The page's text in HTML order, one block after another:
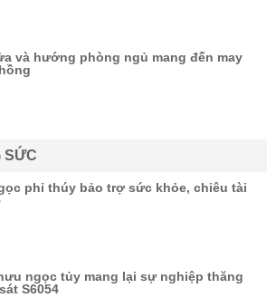
và hướng phòng ngủ mang đến may
SỨC
phỉ thúy bảo trợ sức khỏe, chiêu tài
ngọc tủy mang lại sự nghiệp thăng
S6054